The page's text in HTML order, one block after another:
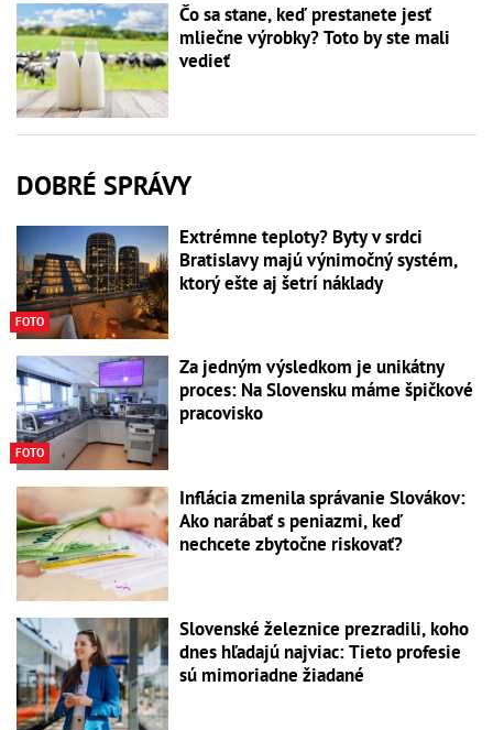
Čo sa stane, keď prestanete jesť
mliečne výrobky? Toto by ste mali
vedieť
DOBRÉ SPRÁVY
FOTO
Extrémne teploty? Byty v srdci
Bratislavy majú výnimočný systém,
ktorý ešte aj šetrí náklady
FOTO
Za jedným výsledkom je unikátny
proces: Na Slovensku máme špičkové
pracovisko
Inflácia zmenila správanie Slovákov:
Ako narábať s peniazmi, keď
nechcete zbytočne riskovať?
Slovenské železnice prezradili, koho
dnes hľadajú najviac: Tieto profesie
sú mimoriadne žiadané